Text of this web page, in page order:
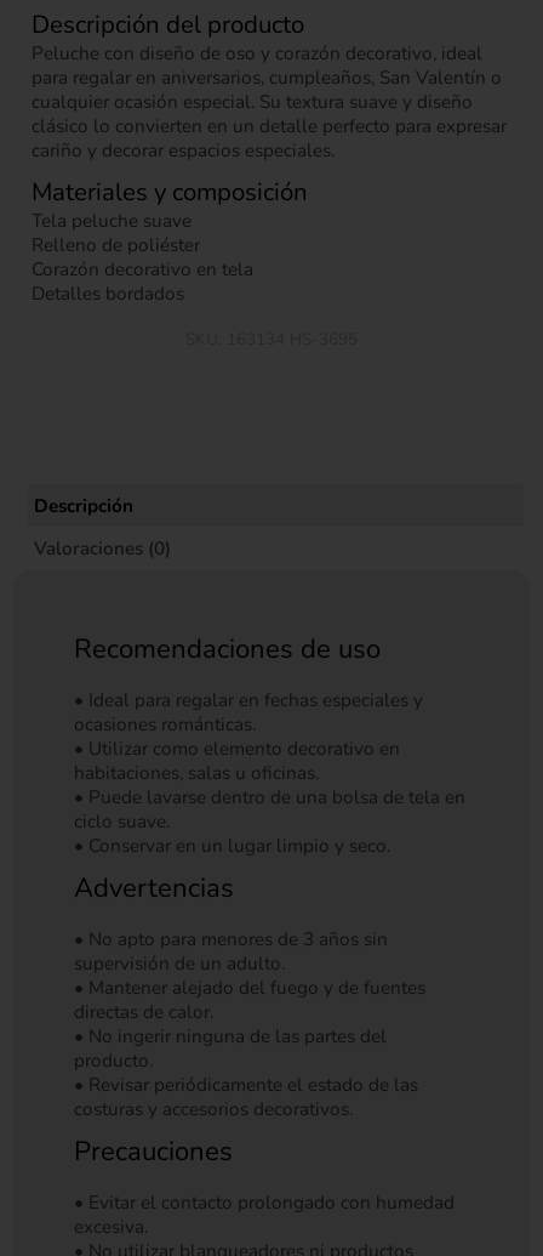
Descripción del producto
Peluche con diseño de oso y corazón decorativo, ideal
para regalar en aniversarios, cumpleaños, San Valentín o
cualquier ocasión especial. Su textura suave y diseño
clásico lo convierten en un detalle perfecto para expresar
cariño y decorar espacios especiales.
Materiales y composición
Tela peluche suave
Relleno de poliéster
Corazón decorativo en tela
Detalles bordados
Descripción
Valoraciones (0)
Recomendaciones de uso
• Ideal para regalar en fechas especiales y
ocasiones románticas.
• Utilizar como elemento decorativo en
habitaciones, salas u oficinas.
• Puede lavarse dentro de una bolsa de tela en
ciclo suave.
• Conservar en un lugar limpio y seco.
Advertencias
• No apto para menores de 3 años sin
supervisión de un adulto.
• Mantener alejado del fuego y de fuentes
directas de calor.
• No ingerir ninguna de las partes del
producto.
• Revisar periódicamente el estado de las
costuras y accesorios decorativos.
Precauciones
• Evitar el contacto prolongado con humedad
excesiva.
• No utilizar blanqueadores ni productos